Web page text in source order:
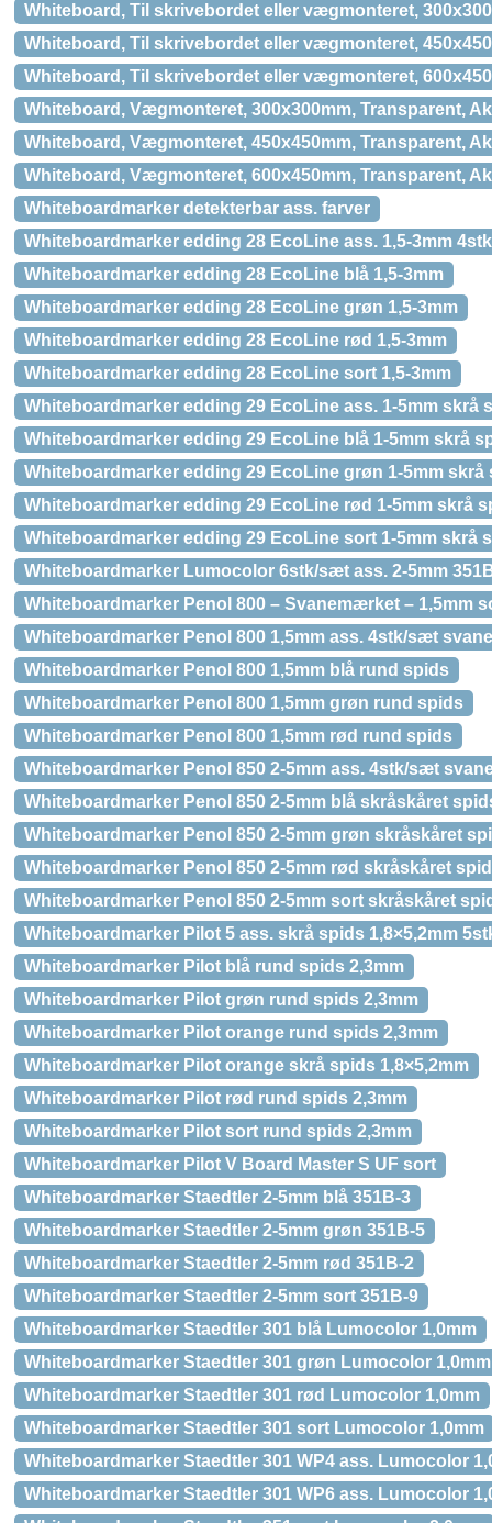
Whiteboard, Til skrivebordet eller vægmonteret,
Whiteboard, Til skrivebordet eller vægmonteret,
Whiteboard, Til skrivebordet eller vægmonteret,
Whiteboard, Vægmonteret, 300x300mm, Transparent,
Whiteboard, Vægmonteret, 450x450mm, Transparent,
Whiteboard, Vægmonteret, 600x450mm, Transparent,
Whiteboardmarker detekterbar ass. farver
Whiteboardmarker edding 28 EcoLine ass. 1,5-3mm
Whiteboardmarker edding 28 EcoLine blå 1,5-3mm
Whiteboardmarker edding 28 EcoLine grøn 1,5-3mm
Whiteboardmarker edding 28 EcoLine rød 1,5-3mm
Whiteboardmarker edding 28 EcoLine sort 1,5-3mm
Whiteboardmarker edding 29 EcoLine ass. 1-5mm skrå
Whiteboardmarker edding 29 EcoLine blå 1-5mm skrå
Whiteboardmarker edding 29 EcoLine grøn 1-5mm skrå
Whiteboardmarker edding 29 EcoLine rød 1-5mm skrå
Whiteboardmarker edding 29 EcoLine sort 1-5mm skrå
Whiteboardmarker Lumocolor 6stk/sæt ass. 2-5mm
Whiteboardmarker Penol 800 – Svanemærket – 1,5mm
Whiteboardmarker Penol 800 1,5mm ass. 4stk/sæt
Whiteboardmarker Penol 800 1,5mm blå rund spids
Whiteboardmarker Penol 800 1,5mm grøn rund spids
Whiteboardmarker Penol 800 1,5mm rød rund spids
Whiteboardmarker Penol 850 2-5mm ass. 4stk/sæt
Whiteboardmarker Penol 850 2-5mm blå skråskåret
Whiteboardmarker Penol 850 2-5mm grøn skråskåret
Whiteboardmarker Penol 850 2-5mm rød skråskåret
Whiteboardmarker Penol 850 2-5mm sort skråskåret
Whiteboardmarker Pilot 5 ass. skrå spids 1,8×5,2mm
Whiteboardmarker Pilot blå rund spids 2,3mm
Whiteboardmarker Pilot grøn rund spids 2,3mm
Whiteboardmarker Pilot orange rund spids 2,3mm
Whiteboardmarker Pilot orange skrå spids 1,8×5,2mm
Whiteboardmarker Pilot rød rund spids 2,3mm
Whiteboardmarker Pilot sort rund spids 2,3mm
Whiteboardmarker Pilot V Board Master S UF sort
Whiteboardmarker Staedtler 2-5mm blå 351B-3
Whiteboardmarker Staedtler 2-5mm grøn 351B-5
Whiteboardmarker Staedtler 2-5mm rød 351B-2
Whiteboardmarker Staedtler 2-5mm sort 351B-9
Whiteboardmarker Staedtler 301 blå Lumocolor 1,0mm
Whiteboardmarker Staedtler 301 grøn Lumocolor 1,0mm
Whiteboardmarker Staedtler 301 rød Lumocolor 1,0mm
Whiteboardmarker Staedtler 301 sort Lumocolor 1,0mm
Whiteboardmarker Staedtler 301 WP4 ass. Lumocolor
Whiteboardmarker Staedtler 301 WP6 ass. Lumocolor